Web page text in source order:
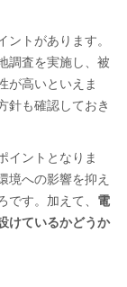
トがあります。
調査を実施し、被
が高いといえま
針も確認しておき
イントとなりま
境への影響を抑え
す。加えて、 電
けているかどうか